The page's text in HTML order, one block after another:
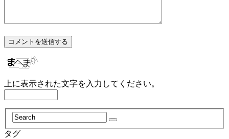
上に表示された文字を入力してください。
タグ